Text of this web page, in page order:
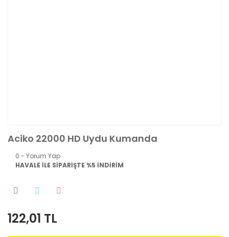
Aciko 22000 HD Uydu Kumanda
0 - Yorum Yap
HAVALE İLE SİPARİŞTE %5 İNDİRİM
122,01 TL